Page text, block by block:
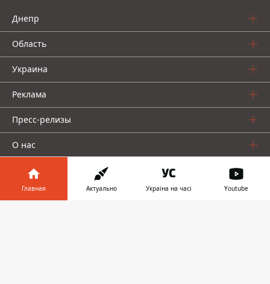
Днепр
Область
Украина
Реклама
Пресс-релизы
О нас
Главная Актуально Україна на часі Youtube